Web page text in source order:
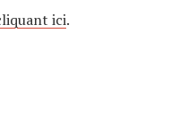
ici.